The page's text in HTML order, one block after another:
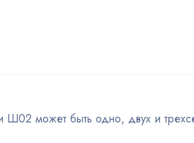
может быть одно, двух и